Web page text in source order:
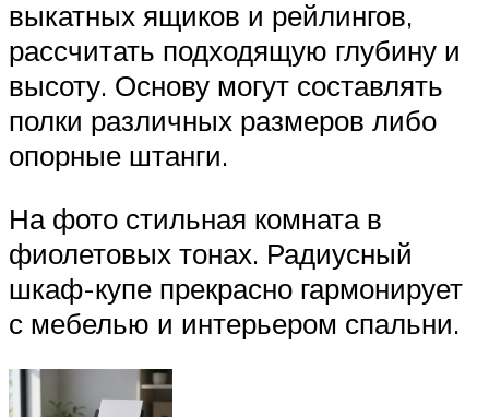
выкатных ящиков и рейлингов,
рассчитать подходящую глубину и
высоту. Основу могут составлять
полки различных размеров либо
опорные штанги.
На фото стильная комната в
фиолетовых тонах. Радиусный
шкаф-купе прекрасно гармонирует
с мебелью и интерьером спальни.